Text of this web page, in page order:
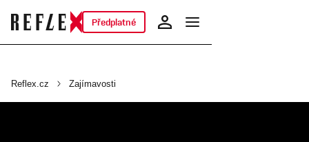
Předplatné
Reflex.cz Zajímavosti